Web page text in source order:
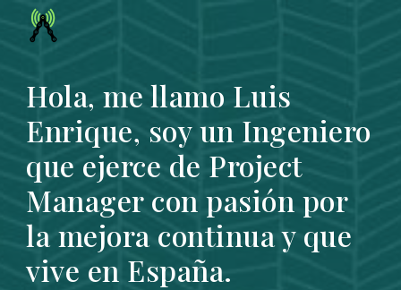
Skip to main content
Hola, me llamo Luis
Enrique, soy un Ingeniero
que ejerce de Project
Manager con pasión por
la mejora continua y que
vive en España.